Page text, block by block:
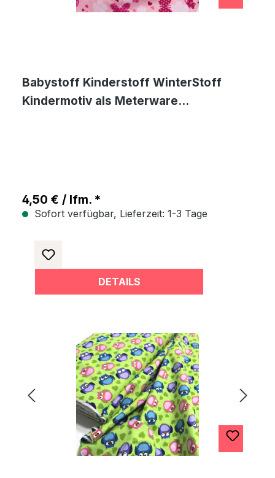
Babystoff Kinderstoff WinterStoff
Kindermotiv als Meterware
4,50 € / lfm. *
Sofort verfügbar, Lieferzeit: 1-3 Tage
DETAILS